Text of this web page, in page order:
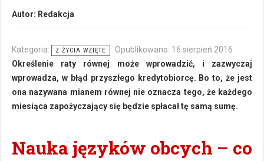
Autor: Redakcja
Kategoria: Z ŻYCIA WZIĘTE
Opublikowano: 16 sierpień 2016
Określenie raty równej może wprowadzić, i zazwyczaj
wprowadza, w błąd przyszłego kredytobiorcę. Bo to, że jest
ona nazywana mianem równej nie oznacza tego, że każdego
miesiąca zapożyczający się będzie spłacał tę samą sumę.
Nauka języków obcych – co